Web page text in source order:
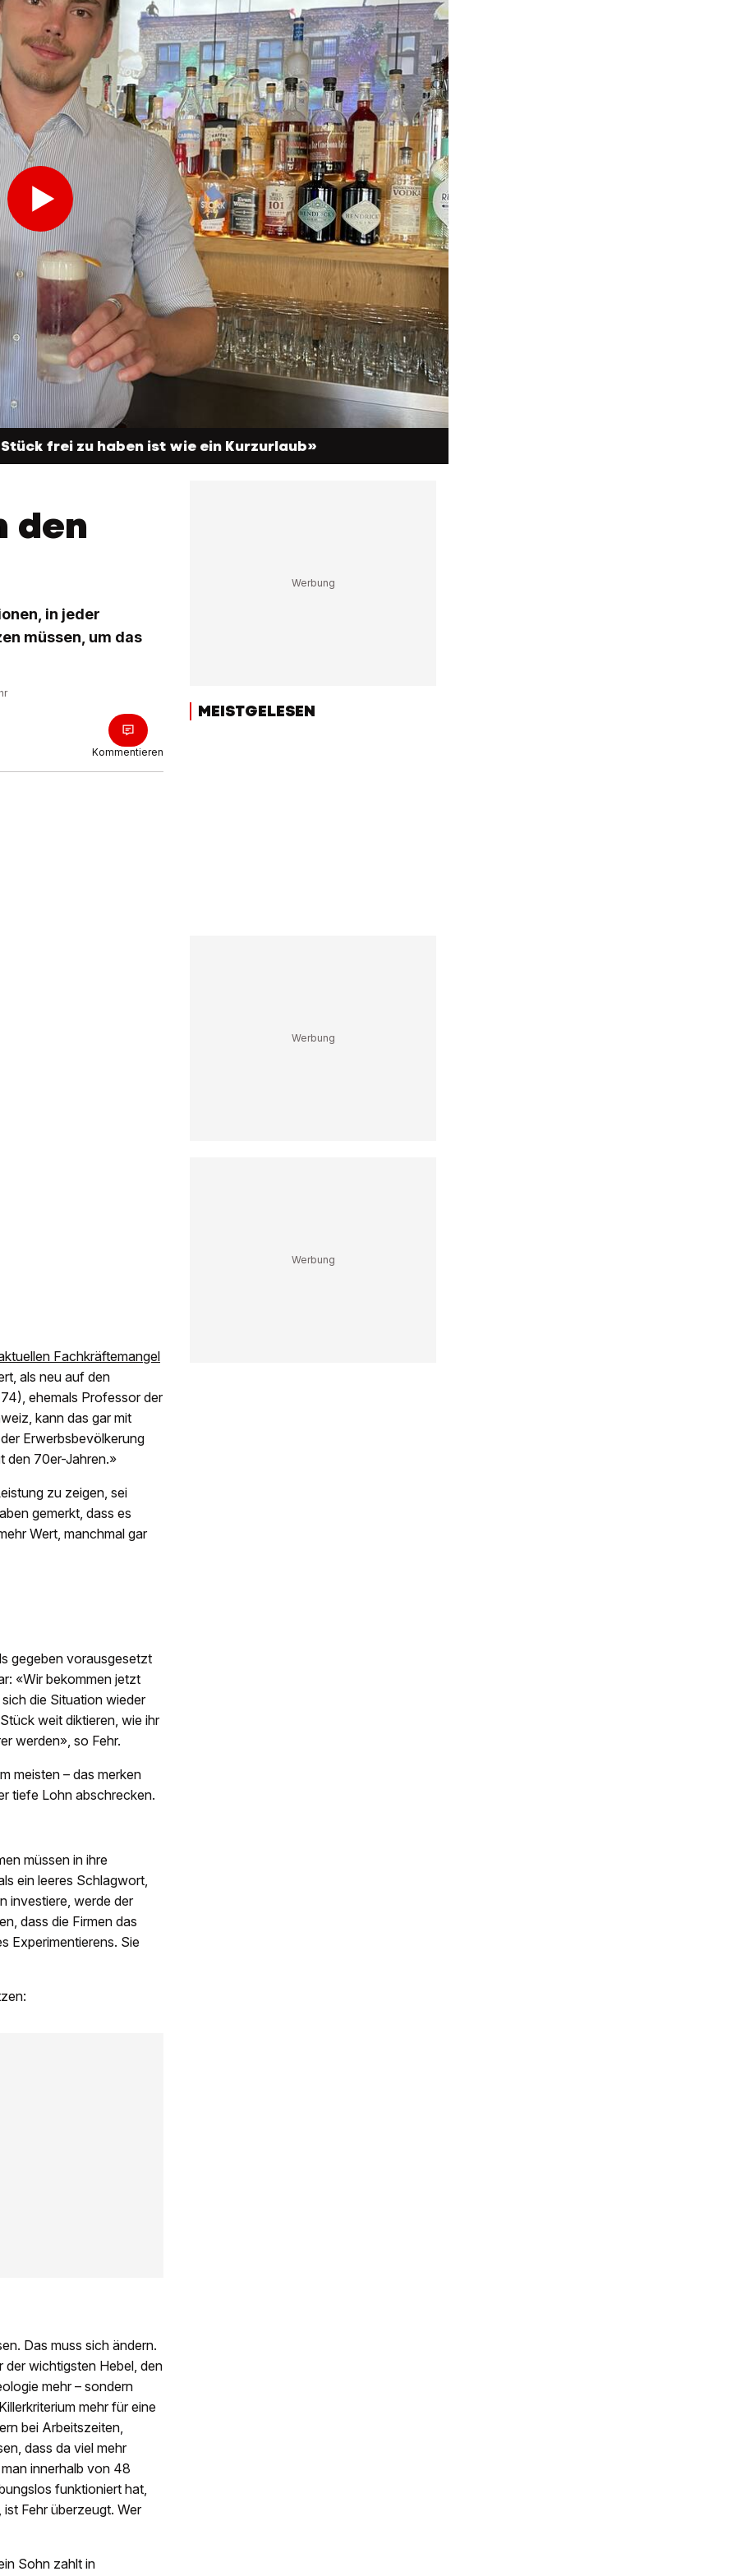
frei zu haben ist wie ein Kurzurlaub»
den
in jeder
müssen, um das
Kommentieren
Fachkräftemangel
als neu auf den
ehemals Professor der
kann das gar mit
Erwerbsbevölkerung
den 70er-Jahren.»
zu zeigen, sei
gemerkt, dass es
Wert, manchmal gar
gegeben vorausgesetzt
«Wir bekommen jetzt
die Situation wieder
weit diktieren, wie ihr
werden», so Fehr.
meisten – das merken
tiefe Lohn abschrecken.
müssen in ihre
ein leeres Schlagwort,
investiere, werde der
dass die Firmen das
Experimentierens. Sie
Das muss sich ändern.
der wichtigsten Hebel, den
mehr – sondern
mehr für eine
bei Arbeitszeiten,
dass da viel mehr
innerhalb von 48
funktioniert hat,
Fehr überzeugt. Wer
Sohn zahlt in
MEISTGELESEN